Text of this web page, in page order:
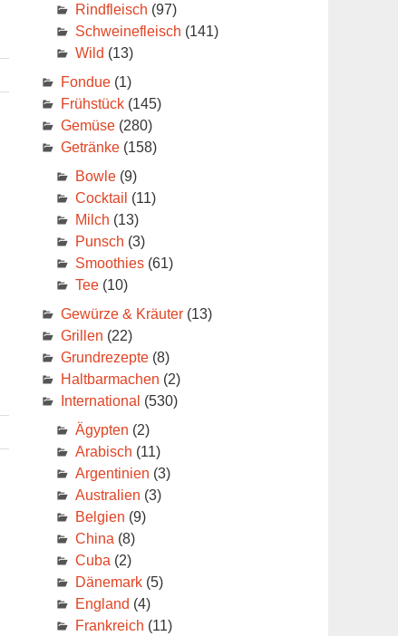
Rindfleisch (97)
Schweinefleisch (141)
Wild (13)
Fondue(1)
Frühstück(145)
Gemüse(280)
Getränke(158)
Bowle(9)
Cocktail (11)
Milch (13)
Punsch (3)
Smoothies(61)
Tee(10)
Gewürze & Kräuter(13)
Grillen (22)
Grundrezepte(8)
Haltbarmachen (2)
International (530)
Ägypten (2)
Arabisch (11)
Argentinien (3)
Australien (3)
Belgien (9)
China (8)
Cuba (2)
Dänemark(5)
England (4)
Frankreich (11)